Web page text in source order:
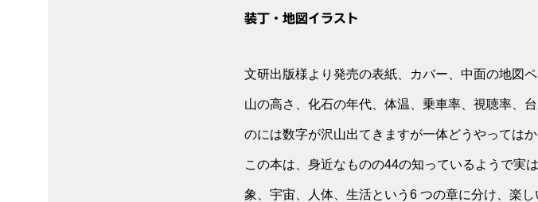
装丁・地図イラスト
文研出版様より発売の表紙、カバー、中面の地図ペ
山の高さ、化石の年代、体温、乗車率、視聴率、
のには数字が沢山出てきますが一体どうやっては
この本は、身近なものの44の知っているようで実
象、宇宙、人体、生活という6 つの章に分け、楽